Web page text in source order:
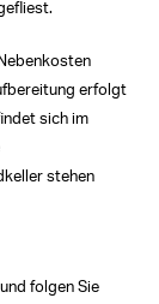
erfolgt
sich im
stehen
folgen Sie